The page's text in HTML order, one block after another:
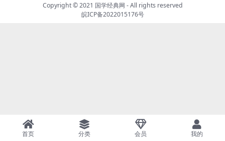
Copyright © 2021 国学经典网 - All rights reserved
皖ICP备2022015176号
首页 分类 会员 我的